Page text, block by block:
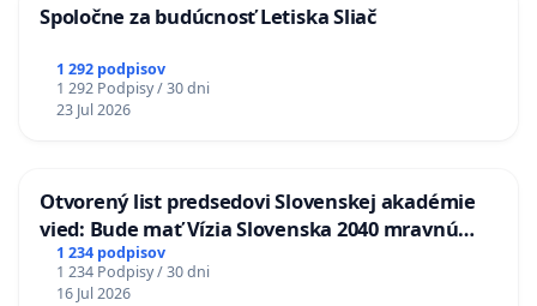
Spoločne za budúcnosť Letiska Sliač
1 292 podpisov
1 292 Podpisy / 30 dni
23 Jul 2026
Otvorený list predsedovi Slovenskej akadémie
vied: Bude mať Vízia Slovenska 2040 mravnú
chrbticu?
1 234 podpisov
1 234 Podpisy / 30 dni
16 Jul 2026